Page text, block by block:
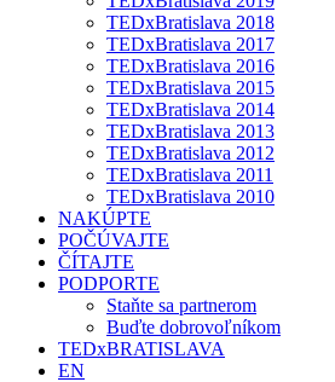
TEDxBratislava 2018
TEDxBratislava 2017
TEDxBratislava 2016
TEDxBratislava 2015
TEDxBratislava 2014
TEDxBratislava 2013
TEDxBratislava 2012
TEDxBratislava 2011
TEDxBratislava 2010
NAKÚPTE
POČÚVAJTE
ČÍTAJTE
PODPORTE
Staňte sa partnerom
Buďte dobrovoľníkom
TEDxBRATISLAVA
EN